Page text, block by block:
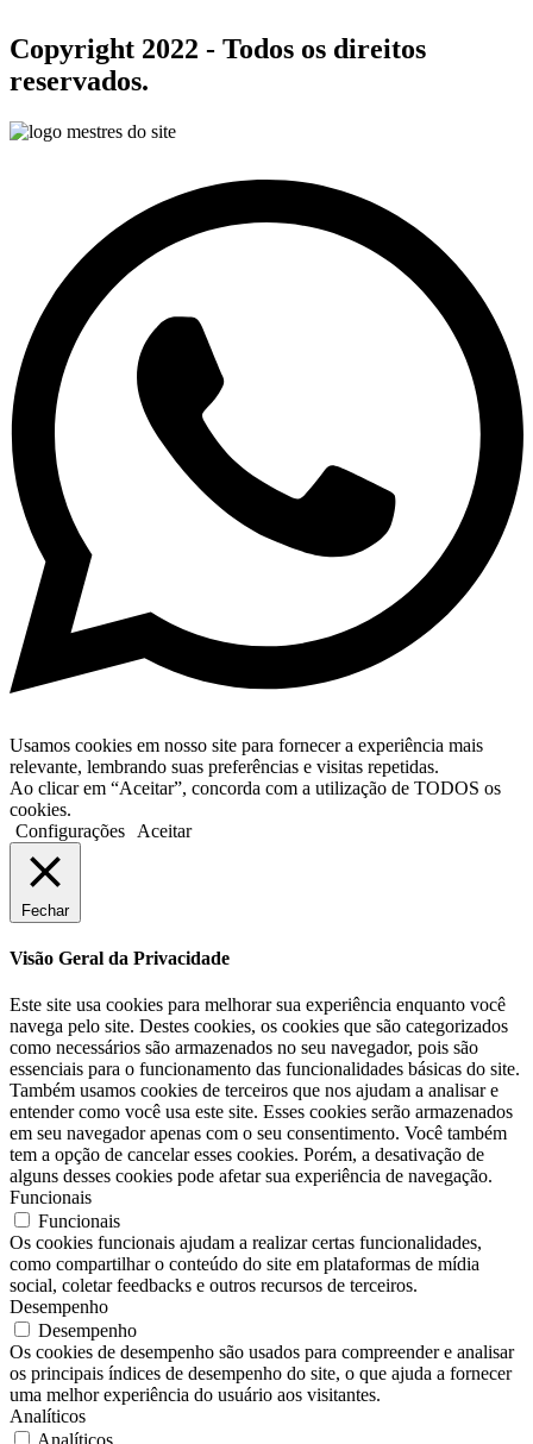
Copyright 2022 - Todos os direitos
reservados.
Usamos cookies em nosso site para fornecer a experiência mais
relevante, lembrando suas preferências e visitas repetidas.
Ao clicar em “Aceitar”, concorda com a utilização de TODOS os
cookies.
Configurações
Aceitar
Fechar
Visão Geral da Privacidade
Este site usa cookies para melhorar sua experiência enquanto você
navega pelo site. Destes cookies, os cookies que são categorizados
como necessários são armazenados no seu navegador, pois são
essenciais para o funcionamento das funcionalidades básicas do site.
Também usamos cookies de terceiros que nos ajudam a analisar e
entender como você usa este site. Esses cookies serão armazenados
em seu navegador apenas com o seu consentimento. Você também
tem a opção de cancelar esses cookies. Porém, a desativação de
alguns desses cookies pode afetar sua experiência de navegação.
Funcionais
Funcionais
Os cookies funcionais ajudam a realizar certas funcionalidades,
como compartilhar o conteúdo do site em plataformas de mídia
social, coletar feedbacks e outros recursos de terceiros.
Desempenho
Desempenho
Os cookies de desempenho são usados ​​para compreender e analisar
os principais índices de desempenho do site, o que ajuda a fornecer
uma melhor experiência do usuário aos visitantes.
Analíticos
Analíticos